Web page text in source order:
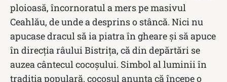
ploioasă, încornoratul a mers pe masivul
Ceahlău, de unde a desprins o stâncă. Nici nu
apucase dracul să ia piatra în gheare și să apuce
în direcția râului Bistrița, că din depărtări se
auzea cântecul cocoșului. Simbol al luminii în
tradiția populară, cocoșul anunța că începe o